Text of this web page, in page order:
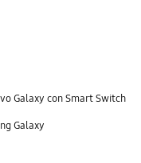
Galaxy con Smart Switch
Galaxy